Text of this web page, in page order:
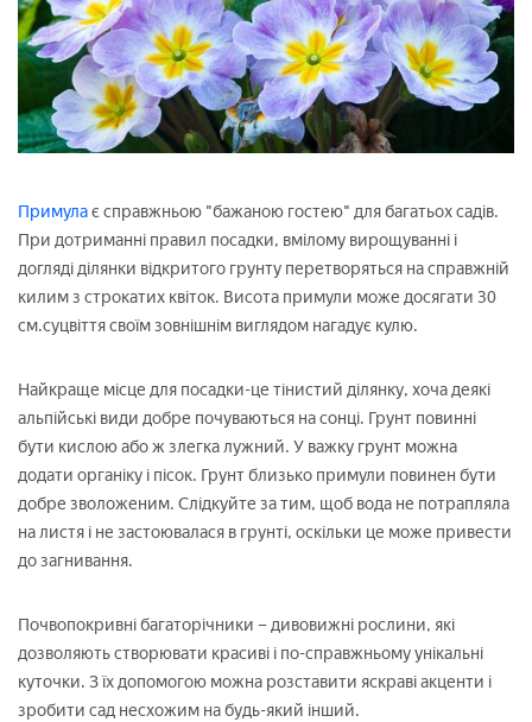
Примулає справжньою "бажаною гостею" для багатьох садів.
При дотриманні правил посадки, вмілому вирощуванні і
догляді ділянки відкритого грунту перетворяться на справжній
килим з строкатих квіток. Висота примули може досягати 30
см.суцвіття своїм зовнішнім виглядом нагадує кулю.
Найкраще місце для посадки-це тінистий ділянку, хоча деякі
альпійські види добре почуваються на сонці. Грунт повинні
бути кислою або ж злегка лужний. У важку грунт можна
додати органіку і пісок. Грунт близько примули повинен бути
добре зволоженим. Слідкуйте за тим, щоб вода не потрапляла
на листя і не застоювалася в грунті, оскільки це може привести
до загнивання.
Почвопокривні багаторічники – дивовижні рослини, які
дозволяють створювати красиві і по-справжньому унікальні
куточки. З їх допомогою можна розставити яскраві акценти і
зробити сад несхожим на будь-який інший.